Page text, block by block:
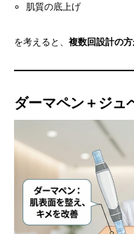
肌質の底上げ
を考えると、 複数回設計の
ダーマペン＋ジュ